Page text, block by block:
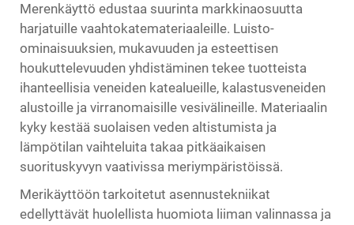
Merenkäyttö edustaa suurinta markkinaosuutta
harjatuille vaahtokatemateriaaleille. Luisto-
ominaisuuksien, mukavuuden ja esteettisen
houkuttelevuuden yhdistäminen tekee tuotteista
ihanteellisia veneiden katealueille, kalastusveneiden
alustoille ja virranomaisille vesivälineille. Materiaalin
kyky kestää suolaisen veden altistumista ja
lämpötilan vaihteluita takaa pitkäaikaisen
suorituskyvyn vaativissa meriympäristöissä.
Merikäyttöön tarkoitetut asennustekniikat
edellyttävät huolellista huomiota liiman valinnassa ja